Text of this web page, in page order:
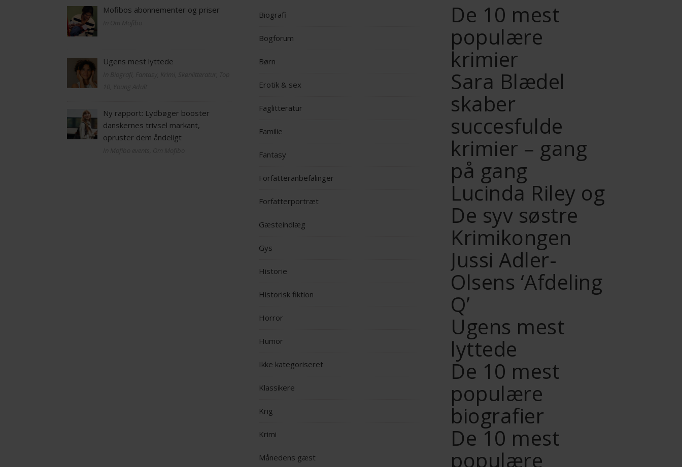
Mofibos abonnementer og priser
Ugens mest lyttede
Ny rapport: Lydbøger booster
danskernes trivsel markant,
opruster dem åndeligt
Biografi
Bogforum
Børn
Erotik & sex
Faglitteratur
Familie
Fantasy
Forfatteranbefalinger
Forfatterportræt
Gæsteindlæg
Gys
Historie
Historisk fiktion
Horror
Humor
Ikke kategoriseret
Klassikere
Krig
Krimi
Månedens gæst
De 10 mest
populære
krimier
Sara Blædel
skaber
succesfulde
krimier – gang
på gang
Lucinda Riley og
De syv søstre
Krimikongen
Jussi Adler-
Olsens ‘Afdeling
Q’
Ugens mest
lyttede
De 10 mest
populære
biografier
De 10 mest
populære